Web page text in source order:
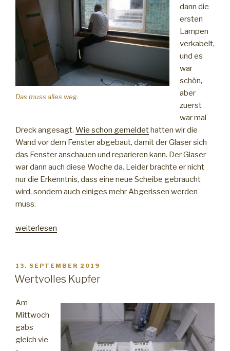
Das muss alles weg.
dann die
ersten
Lampen
verkabelt,
und es
war
schön,
aber
zuerst
war mal
Dreck angesagt. Wie schon gemeldet hatten wir die
Wand vor dem Fenster abgebaut, damit der Glaser sich
das Fenster anschauen und reparieren kann. Der Glaser
war dann auch diese Woche da. Leider brachte er nicht
nur die Erkenntnis, dass eine neue Scheibe gebraucht
wird, sondern auch einiges mehr Abgerissen werden
muss.
„Und
Licht
…
jede
Menge
Dreck.“
weiterlesen
VERÖFFENTLICHT
AM
13. SEPTEMBER 2019
Wertvolles Kupfer
Am
Mittwoch
gabs
gleich vie